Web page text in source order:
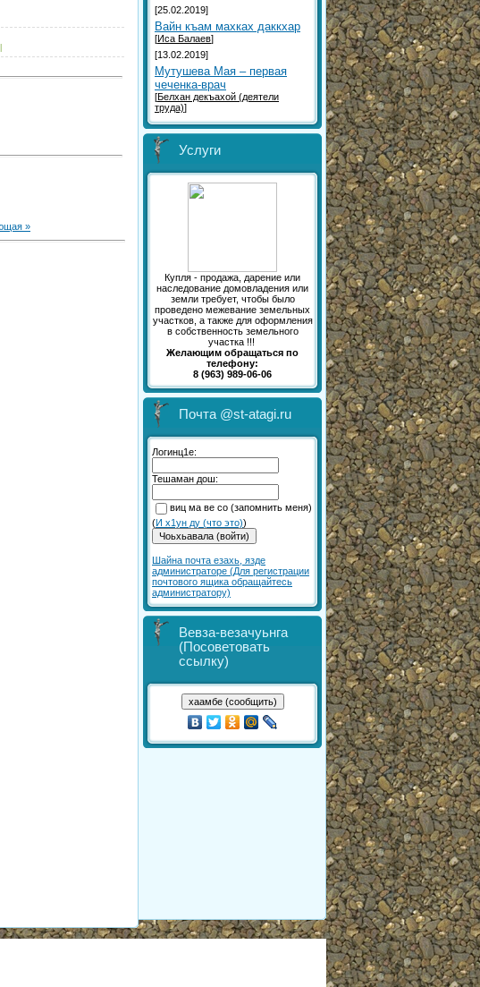
»
[25.02.2019]
Вайн къам махках даккхар
[Иса Балаев]
[13.02.2019]
Мутушева Мая – первая
чеченка-врач
[Белхан декъахой (деятели
труда)]
Услуги
Купля - продажа, дарение или
наследование домовладения или
земли требует, чтобы было
проведено межевание земельных
участков, а также для оформления
в собственность земельного
участка !!!
Желающим обращаться по
телефону:
8 (963) 989-06-06
Почта @st-atagi.ru
Логинц1е:
Тешаман дош:
виц ма ве со (запомнить меня)
(И х1ун ду (что это))
Шайна почта езахь, язде
администраторе (Для регистрации
почтового ящика обращайтесь
администратору)
Вевза-везачуьнга
(Посоветовать
ссылку)